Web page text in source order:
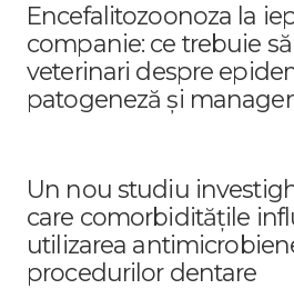
Encefalitozoonoza la
companie: ce trebuie
veterinari despre
patogeneză și
Un nou studiu
care comorbiditățile
utilizarea
procedurilor dentare